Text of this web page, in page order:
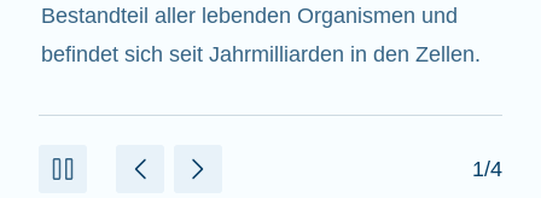
in den Zellen, die zur Bildung von Proteinen
beitragen.
2/4